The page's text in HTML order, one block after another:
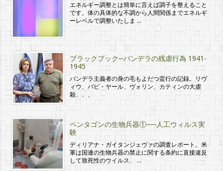
エネルギー調整とは簡単に言えば調子を整えること
です。体の具体的な不調から人間関係までエネルギ
ーレベルで調整いたしま …
ブラックブック─バンデラの残虐行為 1941-
1945
バンデラ主義者の身の毛もよだつ蛮行の記録。リヴ
ィウ、バビ・ヤール、ヴォリン、カティンの大虐
殺、、、
ペンタゴンの生物兵器①──人工ウィルス実
験
ディリアナ・ガイタンジェヴァの調査レポート。米
軍は国連の生物兵器の禁止に関する条約に直接違反
して致死性のウイルス、 …